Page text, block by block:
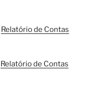
Relatório de Contas
Relatório de Contas